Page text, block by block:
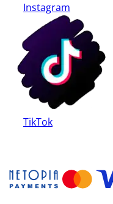
Instagram
TikTok